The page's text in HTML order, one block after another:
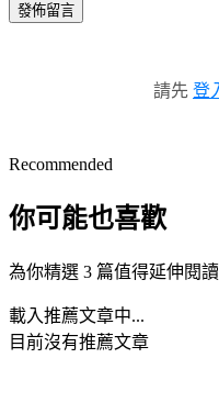
發佈留言
請先 登
Recommended
你可能也喜歡
為你精選 3 篇值得延伸閱
載入推薦文章中...
目前沒有推薦文章